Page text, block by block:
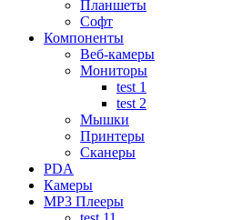
Планшеты
Софт
Компоненты
Веб-камеры
Мониторы
test 1
test 2
Мышки
Принтеры
Сканеры
PDA
Камеры
MP3 Плееры